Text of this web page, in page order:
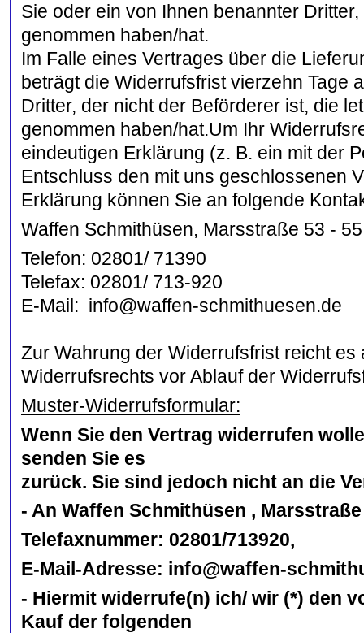
Sie oder ein von Ihnen benannter
genommen haben/hat.
Im Falle eines Vertrages über die
beträgt die Widerrufsfrist vierzehn Tage
Dritter, der nicht der Beförderer ist, die
genommen haben/hat.Um Ihr
eindeutigen Erklärung (z. B. ein mit der
Entschluss den mit uns geschlossenen
Erklärung können Sie an folgende
Waffen Schmithüsen, Marsstraße 53 -
Telefon: 02801/ 71390
Telefax: 02801/ 713-920
E-Mail: info@waffen-schmithuesen.de
Zur Wahrung der Widerrufsfrist reicht
Widerrufsrechts vor Ablauf der
Muster-Widerrufsformular:
Wenn Sie den Vertrag widerrufen
senden Sie es
zurück. Sie sind jedoch nicht an die
- An Waffen Schmithüsen ,
Telefaxnummer: 02801/713920,
E-Mail-Adresse: info@waffen-
- Hiermit widerrufe(n) ich/ wir (*) den
Kauf der folgenden